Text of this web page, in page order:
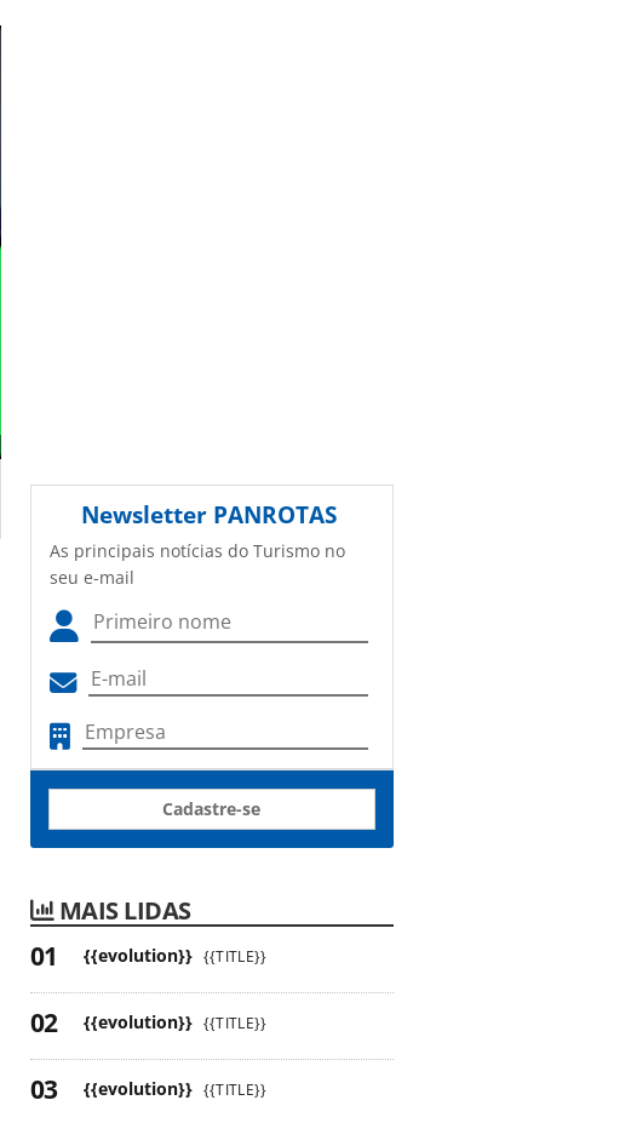
Newsletter PANROTAS
As principais notícias do Turismo no
seu e-mail
Cadastre-se
MAIS LIDAS
{{evolution}} {{TITLE}}
{{evolution}} {{TITLE}}
{{evolution}} {{TITLE}}